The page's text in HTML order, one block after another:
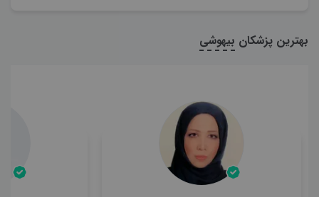
بهترین پزشکان بیهوشی